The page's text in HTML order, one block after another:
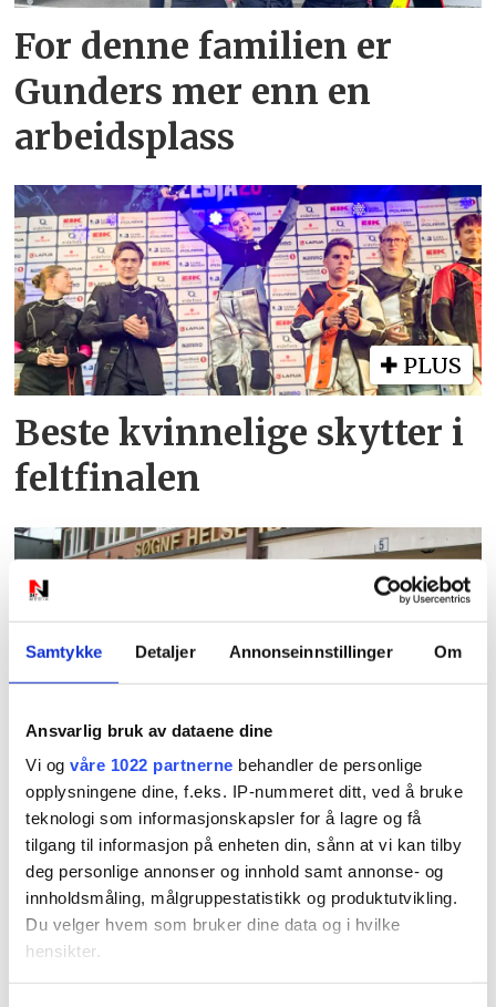
Samtykke Detaljer Annonseinnstillinger Om
Ansvarlig bruk av dataene dine
Vi og våre 1022 partnerne behandler de personlige
opplysningene dine, f.eks. IP-nummeret ditt, ved å bruke
teknologi som informasjonskapsler for å lagre og få
tilgang til informasjon på enheten din, sånn at vi kan tilby
deg personlige annonser og innhold samt annonse- og
innholdsmåling, målgruppestatistikk og produktutvikling.
Du velger hvem som bruker dine data og i hvilke
hensikter.
For denne familien er
Gunders mer enn en
arbeidsplass
PLUS
Beste kvinnelige skytter i
feltfinalen
Leger får betalt for å la
være å sykmelde